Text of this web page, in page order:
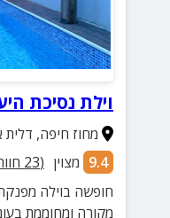
וילת נסיכת
מחוז חיפה, דלית
9.4 מצוין (
23
חופשה בוילה
מקורה ומחוממת